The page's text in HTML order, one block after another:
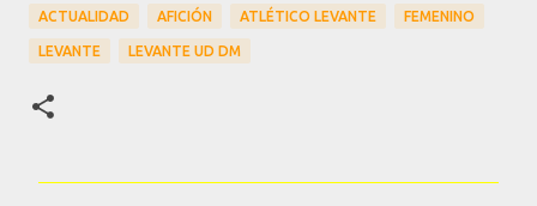
ACTUALIDAD AFICIÓN ATLÉTICO LEVANTE FEMENINO
LEVANTE LEVANTE UD DM